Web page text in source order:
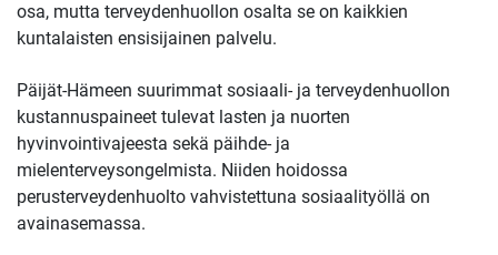
osa, mutta terveydenhuollon osalta se on kaikkien
kuntalaisten ensisijainen palvelu.
Päijät-Hämeen suurimmat sosiaali- ja terveydenhuollon
kustannuspaineet tulevat lasten ja nuorten
hyvinvointivajeesta sekä päihde- ja
mielenterveysongelmista. Niiden hoidossa
perusterveydenhuolto vahvistettuna sosiaalityöllä on
avainasemassa.